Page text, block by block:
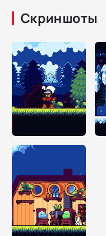
Скриншоты